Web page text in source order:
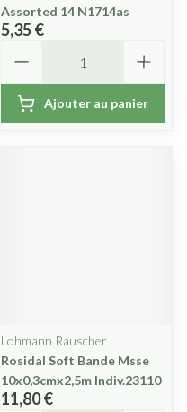
Assorted 14 N1714as
5,35 €
Ajouter au panier
Lohmann Rauscher
Rosidal Soft Bande Msse
10x0,3cmx2,5m Indiv.23110
11,80 €